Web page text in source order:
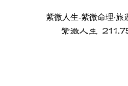
紫微人生-紫微命理‧旅